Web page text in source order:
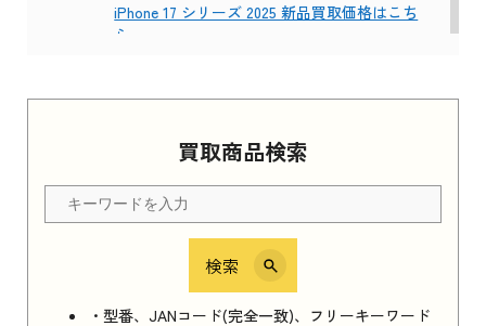
買取商品検索
検索
・型番、JANコード(完全一致)、フリーキーワード
iPhone 17 シリーズ 2025 新品買取価格はこち
ら
Apple Watch Series 11 2025 新品買取価格はこ
ちら
iPhone 16e シリーズ 2025
iPhone 16e シリーズ 2025 新品買取価格はこち